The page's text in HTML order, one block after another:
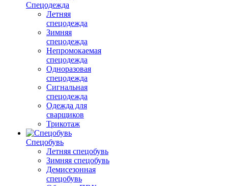
Спецодежда
Летняя
спецодежда
Зимняя
спецодежда
Непромокаемая
спецодежда
Одноразовая
спецодежда
Сигнальная
спецодежда
Одежда для
сварщиков
Трикотаж
Спецобувь
Летняя спецобувь
Зимняя спецобувь
Демисезонная
спецобувь